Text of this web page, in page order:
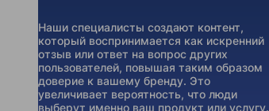
Наши специалисты создают контент,
который воспринимается как искренний
отзыв или ответ на вопрос других
пользователей, повышая таким образом
доверие к вашему бренду. Это
увеличивает вероятность, что люди
выберут именно ваш продукт или услугу.